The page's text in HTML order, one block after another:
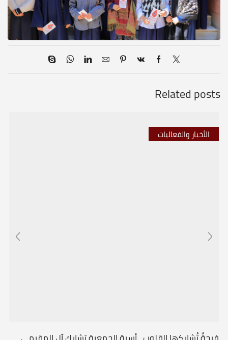
Related posts
الأخبار والفعاليات